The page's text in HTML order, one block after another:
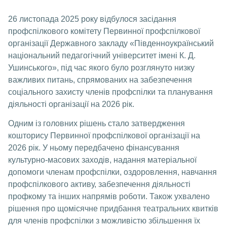
26 листопада 2025 року відбулося засідання
профспілкового комітету Первинної профспілкової
організації Державного закладу «Південноукраїнський
національний педагогічний університет імені К. Д.
Ушинського», під час якого було розглянуто низку
важливих питань, спрямованих на забезпечення
соціального захисту членів профспілки та планування
діяльності організації на 2026 рік.
Одним із головних рішень стало затвердження
кошторису Первинної профспілкової організації на
2026 рік. У ньому передбачено фінансування
культурно-масових заходів, надання матеріальної
допомоги членам профспілки, оздоровлення, навчання
профспілкового активу, забезпечення діяльності
профкому та інших напрямів роботи. Також ухвалено
рішення про щомісячне придбання театральних квитків
для членів профспілки з можливістю збільшення їх